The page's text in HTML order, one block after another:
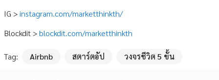
IG >instagram.com/marketthinkth/
Blockdit >blockdit.com/marketthinkth
Tag: Airbnb สตาร์ตอัป วงจรชีวิต 5 ขั้น